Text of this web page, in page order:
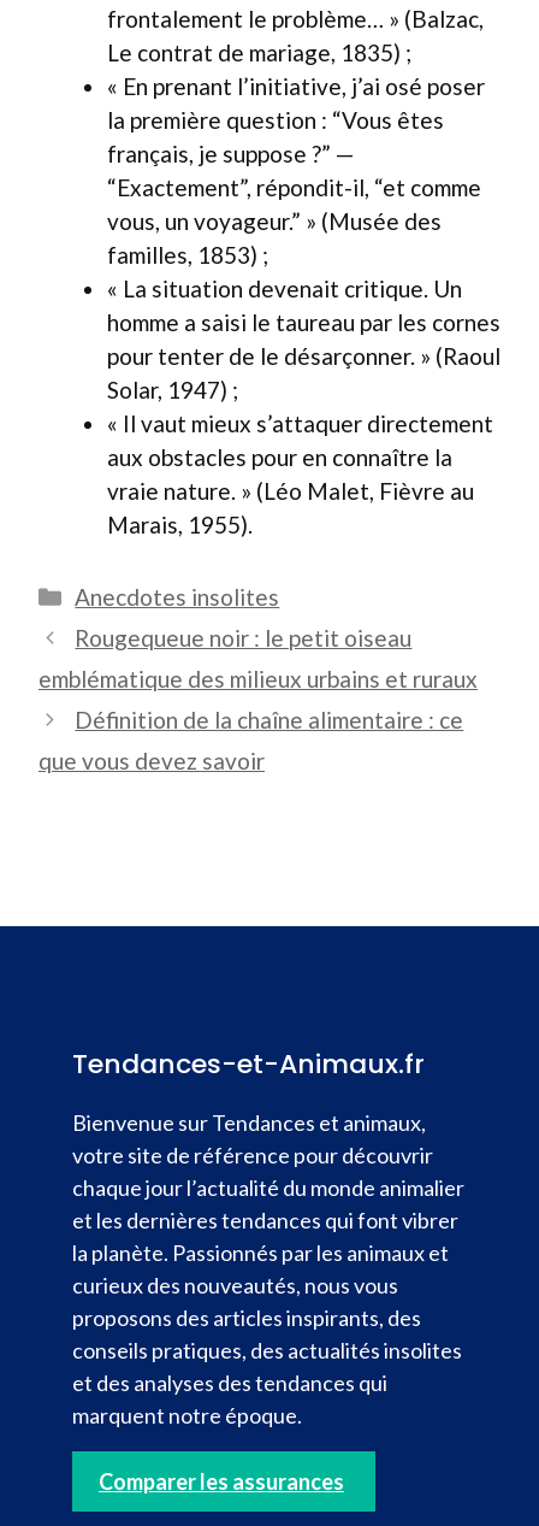
frontalement le problème… » (Balzac,
Le contrat de mariage, 1835) ;
« En prenant l’initiative, j’ai osé poser
la première question : “Vous êtes
français, je suppose ?” —
“Exactement”, répondit-il, “et comme
vous, un voyageur.” » (Musée des
familles, 1853) ;
« La situation devenait critique. Un
homme a saisi le taureau par les cornes
pour tenter de le désarçonner. » (Raoul
Solar, 1947) ;
« Il vaut mieux s’attaquer directement
aux obstacles pour en connaître la
vraie nature. » (Léo Malet, Fièvre au
Marais, 1955).
Catégories
Anecdotes insolites
Rougequeue noir : le petit oiseau
emblématique des milieux urbains et ruraux
Définition de la chaîne alimentaire : ce
que vous devez savoir
Tendances-et-Animaux.fr
Bienvenue sur Tendances et animaux,
votre site de référence pour découvrir
chaque jour l’actualité du monde animalier
et les dernières tendances qui font vibrer
la planète. Passionnés par les animaux et
curieux des nouveautés, nous vous
proposons des articles inspirants, des
conseils pratiques, des actualités insolites
et des analyses des tendances qui
marquent notre époque.
Comparer les assurances